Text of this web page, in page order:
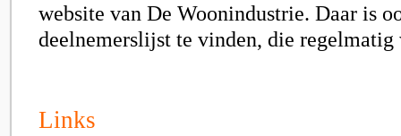
website van De Woonindustrie. Daar is
deelnemerslijst te vinden, die
Links